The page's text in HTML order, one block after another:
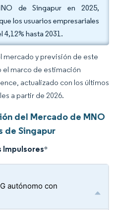
de Singapur en 2025,
los usuarios empresariales
4,12% hasta 2031.
mercado y previsión de este
marco de estimación
actualizado con los últimos
a partir de 2026.
del Mercado de MNO
de Singapur
Impulsores*
autónomo con